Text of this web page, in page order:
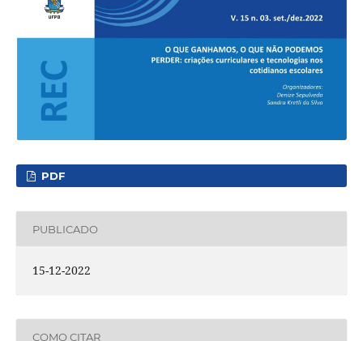
PDF
PUBLICADO
15-12-2022
COMO CITAR